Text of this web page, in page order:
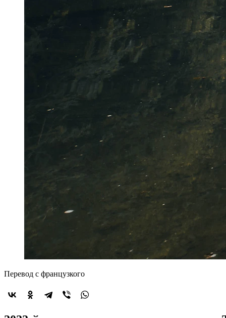
Перевод с французкого